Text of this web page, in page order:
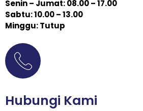
Senin – Jumat: 08.00 – 17.00
Sabtu: 10.00 – 13.00
Minggu: Tutup
Hubungi Kami